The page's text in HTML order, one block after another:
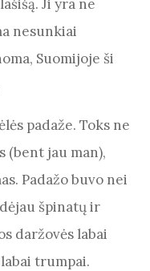
Ji yra ne
nesunkiai
Suomijoje ši
padaže. Toks ne
(bent jau man),
Padažo buvo nei
špinatų ir
daržovės labai
trumpai.